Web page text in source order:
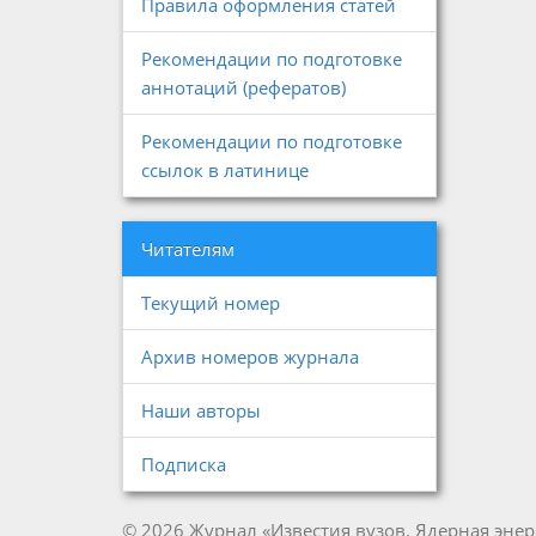
Правила оформления статей
Рекомендации по подготовке
аннотаций (рефератов)
Рекомендации по подготовке
ссылок в латинице
Читателям
Текущий номер
Архив номеров журнала
Наши авторы
Подписка
© 2026 Журнал «Известия вузов. Ядерная